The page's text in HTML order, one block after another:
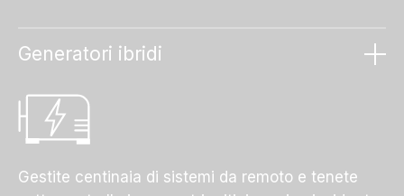
Generatori ibridi
Gestite centinaia di sistemi da remoto e tenete